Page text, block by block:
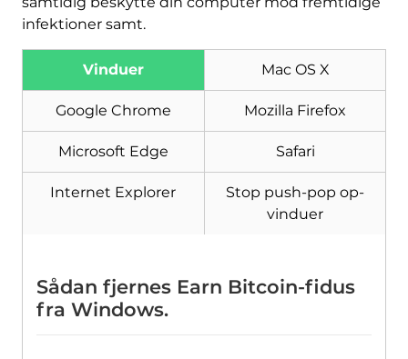
infektioner samt.
Vinduer Mac OS X
Google Chrome Mozilla Firefox
Microsoft Edge Safari
Internet Explorer
Stop push-pop op-
vinduer
Sådan fjernes Earn Bitcoin-fidus
fra Windows.
Værktøj til fjernelse af
malware